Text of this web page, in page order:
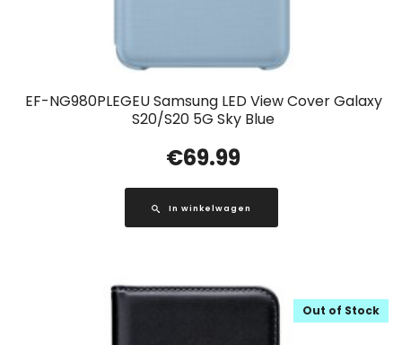
EF-NG980PLEGEU Samsung LED View Cover Galaxy
S20/S20 5G Sky Blue
€69.99
In winkelwagen
Out of Stock